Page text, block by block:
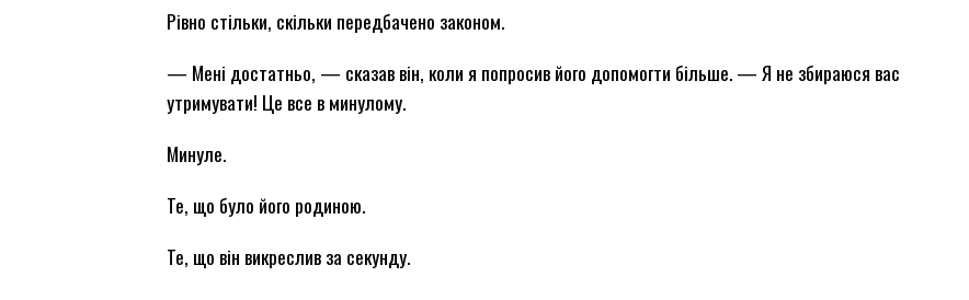
Рівно стільки, скільки передбачено законом.
— Мені достатньо, — сказав він, коли я попросив його допомогти більше. — Я не збираюся вас
утримувати! Це все в минулому.
Минуле.
Те, що було його родиною.
Те, що він викреслив за секунду.